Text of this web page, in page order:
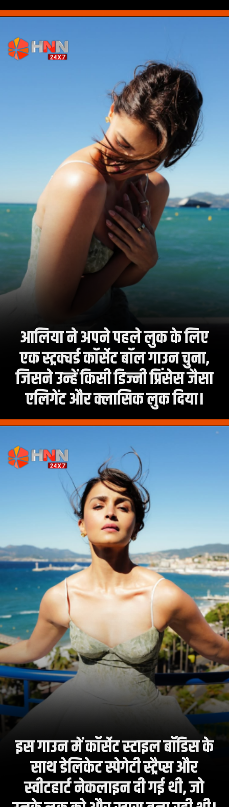
आलिया ने अपने पहले लुक के लिए
एक स्ट्रक्चर्ड कॉर्सेट बॉल गाउन चुना,
जिसने उन्हें किसी डिज्नी प्रिंसेस जैसा
इस गाउन में कॉर्सेट स्टाइल बॉडिस के
साथ डेलिकेट स्पेगेटी स्ट्रैप्स और
स्वीटहार्ट नेकलाइन दी गई थी, जो